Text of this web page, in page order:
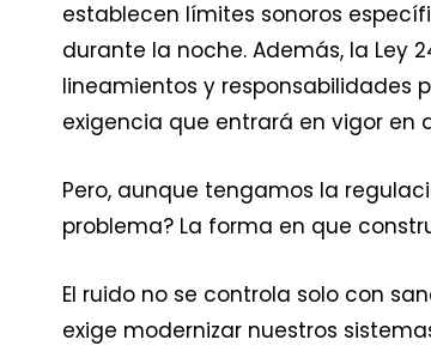
establecen límites sonoros
durante la noche. Además, la Ley
lineamientos y responsabilidades
exigencia que entrará en vigor en
Pero, aunque tengamos la
problema? La forma en que
El ruido no se controla solo con
exige modernizar nuestros